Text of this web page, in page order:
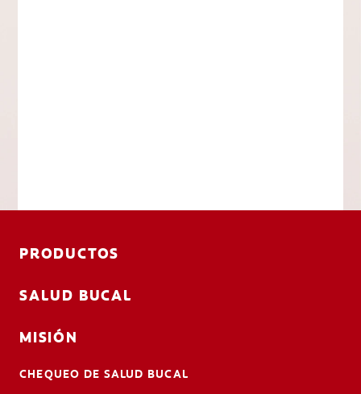
PRODUCTOS
SALUD BUCAL
MISIÓN
CHEQUEO DE SALUD BUCAL